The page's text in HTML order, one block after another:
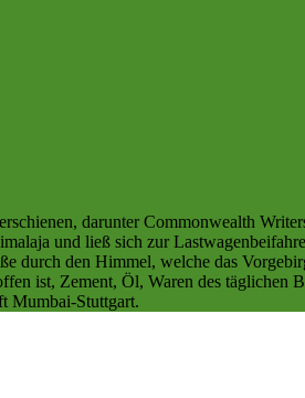
darunter Commonwealth
und ließ sich zur
durch den Himmel, welche das
ist, Zement, Öl, Waren des
Mumbai-Stuttgart.